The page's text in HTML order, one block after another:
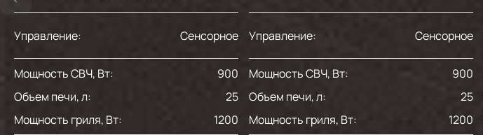
Управление: Сенсорное
Мощность СВЧ, Вт:
900
Объем печи, л:
25
Мощность гриля, Вт:
1200
Управление: Сенсорное
Мощность СВЧ, Вт:
900
Объем печи, л:
25
Мощность гриля, Вт:
1200